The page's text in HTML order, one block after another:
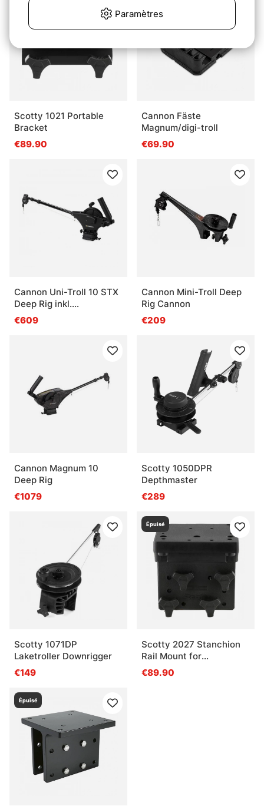
Scotty 1021 Portable
Bracket
€89.90
Cannon Fäste
Magnum/digi-troll
€69.90
Cannon Uni-Troll 10 STX
Deep Rig inkl.
svirvelplatta
€609
Cannon Mini-Troll Deep
Rig Cannon
€209
Cannon Magnum 10
Deep Rig
€1079
Scotty 1050DPR
Depthmaster
€289
Scotty 1071DP
Laketroller Downrigger
€149
Épuisé
Scotty 2027 Stanchion
Rail Mount for
Downriggers
€89.90
Épuisé
Paramètres